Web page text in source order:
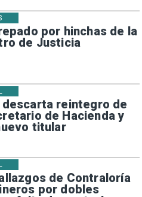
por hinchas de la
de Justicia
reintegro de
de Hacienda y
titular
de Contraloría
por dobles